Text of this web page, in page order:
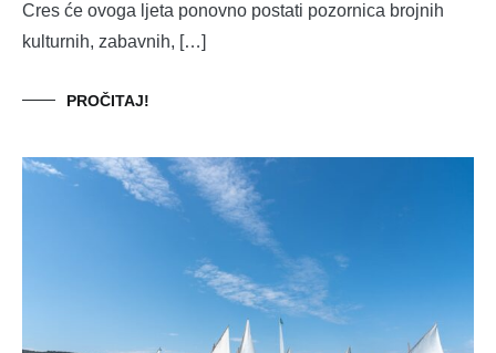
Cres će ovoga ljeta ponovno postati pozornica brojnih
kulturnih, zabavnih, […]
PROČITAJ!